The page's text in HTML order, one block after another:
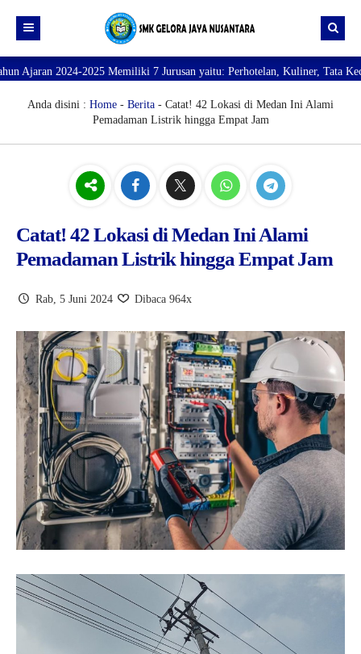
Beranda
Profil
SARANA PRASARANA
DATA GURU
2024-2025 Memiliki 7 Jurusan yaitu: Perhotelan, Kuliner, Tata
Anda disini : Home - Berita - Catat! 42 Lokasi di Medan Ini Alami
Pemadaman Listrik hingga Empat Jam
Catat! 42 Lokasi di Medan Ini Alami
Pemadaman Listrik hingga Empat Jam
Rab, 5 Juni 2024 Dibaca 964x